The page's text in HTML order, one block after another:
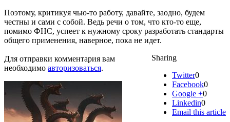
Поэтому, критикуя чью-то работу, давайте, заодно, будем
честны и сами с собой. Ведь речи о том, что кто-то еще,
помимо ФНС, успеет к нужному сроку разработать стандарты
общего применения, наверное, пока не идет.
Sharing
Twitter0
Facebook0
Google +0
Linkedin0
Email this article
Для отправки комментария вам
необходимо авторизоваться.